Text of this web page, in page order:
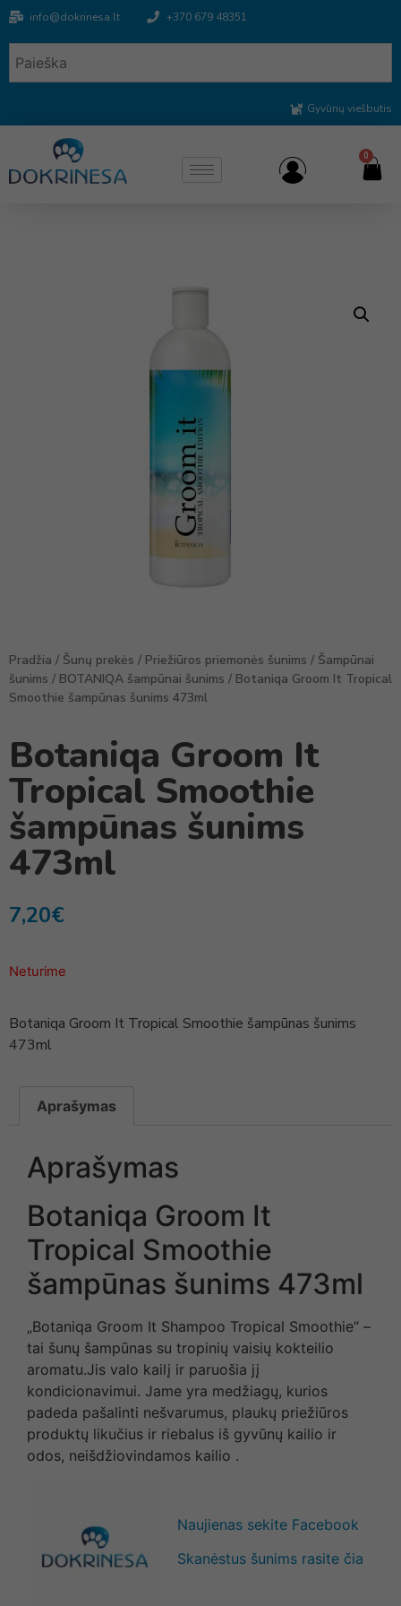
info@dokrinesa.lt +370 679 48351
Gyvūnų viešbutis
0
Pradžia / Šunų prekės / Priežiūros priemonės šunims / Šampūnai
šunims / BOTANIQA šampūnai šunims / Botaniqa Groom It Tropical
Smoothie šampūnas šunims 473ml
Botaniqa Groom It
Tropical Smoothie
šampūnas šunims
473ml
7,20€
Neturime
Botaniqa Groom It Tropical Smoothie šampūnas šunims
473ml
Aprašymas
Aprašymas
Botaniqa Groom It
Tropical Smoothie
šampūnas šunims 473ml
„Botaniqa Groom It Shampoo Tropical Smoothie“ –
tai šunų šampūnas su tropinių vaisių kokteilio
aromatu.Jis valo kailį ir paruošia jį
kondicionavimui. Jame yra medžiagų, kurios
padeda pašalinti nešvarumus, plaukų priežiūros
produktų likučius ir riebalus iš gyvūnų kailio ir
odos, neišdžiovindamos kailio .
Naujienas sekite Facebook
Skanėstus šunims rasite čia